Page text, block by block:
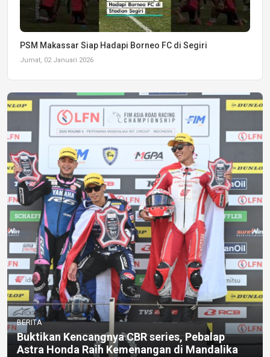
PSM Makassar Siap Hadapi Borneo FC di Segiri
Jumat, 02 Januari 2026
BERITA
Buktikan Kencangnya CBR series, Pebalap
Astra Honda Raih Kemenangan di Mandalika